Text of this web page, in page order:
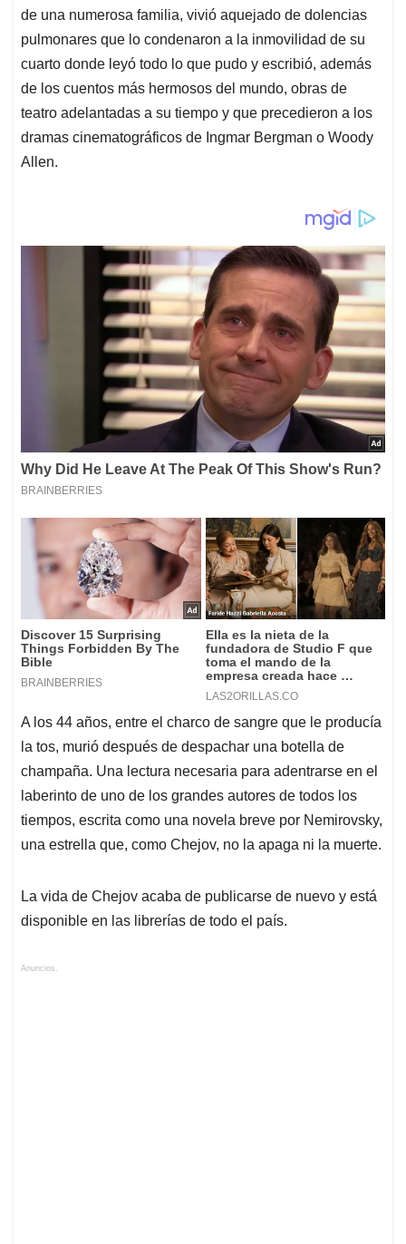
de una numerosa familia, vivió aquejado de dolencias
pulmonares que lo condenaron a la inmovilidad de su
cuarto donde leyó todo lo que pudo y escribió, además
de los cuentos más hermosos del mundo, obras de
teatro adelantadas a su tiempo y que precedieron a los
dramas cinematográficos de Ingmar Bergman o Woody
Allen.
A los 44 años, entre el charco de sangre que le producía
la tos, murió después de despachar una botella de
champaña. Una lectura necesaria para adentrarse en el
laberinto de uno de los grandes autores de todos los
tiempos, escrita como una novela breve por Nemirovsky,
una estrella que, como Chejov, no la apaga ni la muerte.
La vida de Chejov acaba de publicarse de nuevo y está
disponible en las librerías de todo el país.
Anuncios.